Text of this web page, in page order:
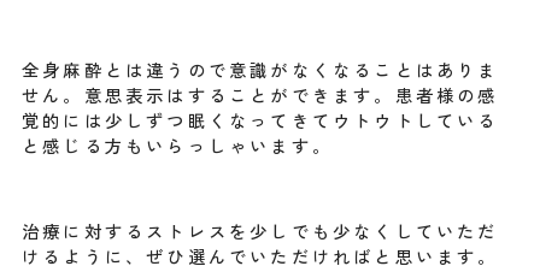
全身麻酔とは違うので意識がなくなることはありま
せん。意思表示はすることができます。患者様の感
覚的には少しずつ眠くなってきてウトウトしている
と感じる方もいらっしゃいます。
治療に対するストレスを少しでも少なくしていただ
けるように、ぜひ選んでいただければと思います。